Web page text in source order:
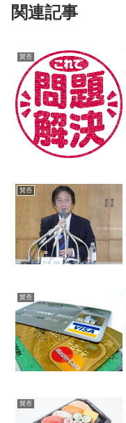
関連記事
賛否
賛否
賛否
賛否